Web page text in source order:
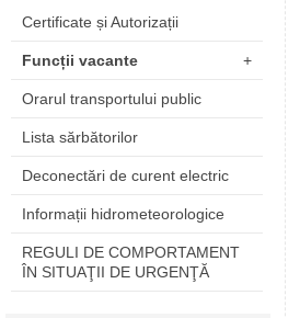
Certificate și Autorizații
Funcții vacante +
Orarul transportului public
Lista sărbătorilor
Deconectări de curent electric
Informații hidrometeorologice
REGULI DE COMPORTAMENT
ÎN SITUAŢII DE URGENŢĂ